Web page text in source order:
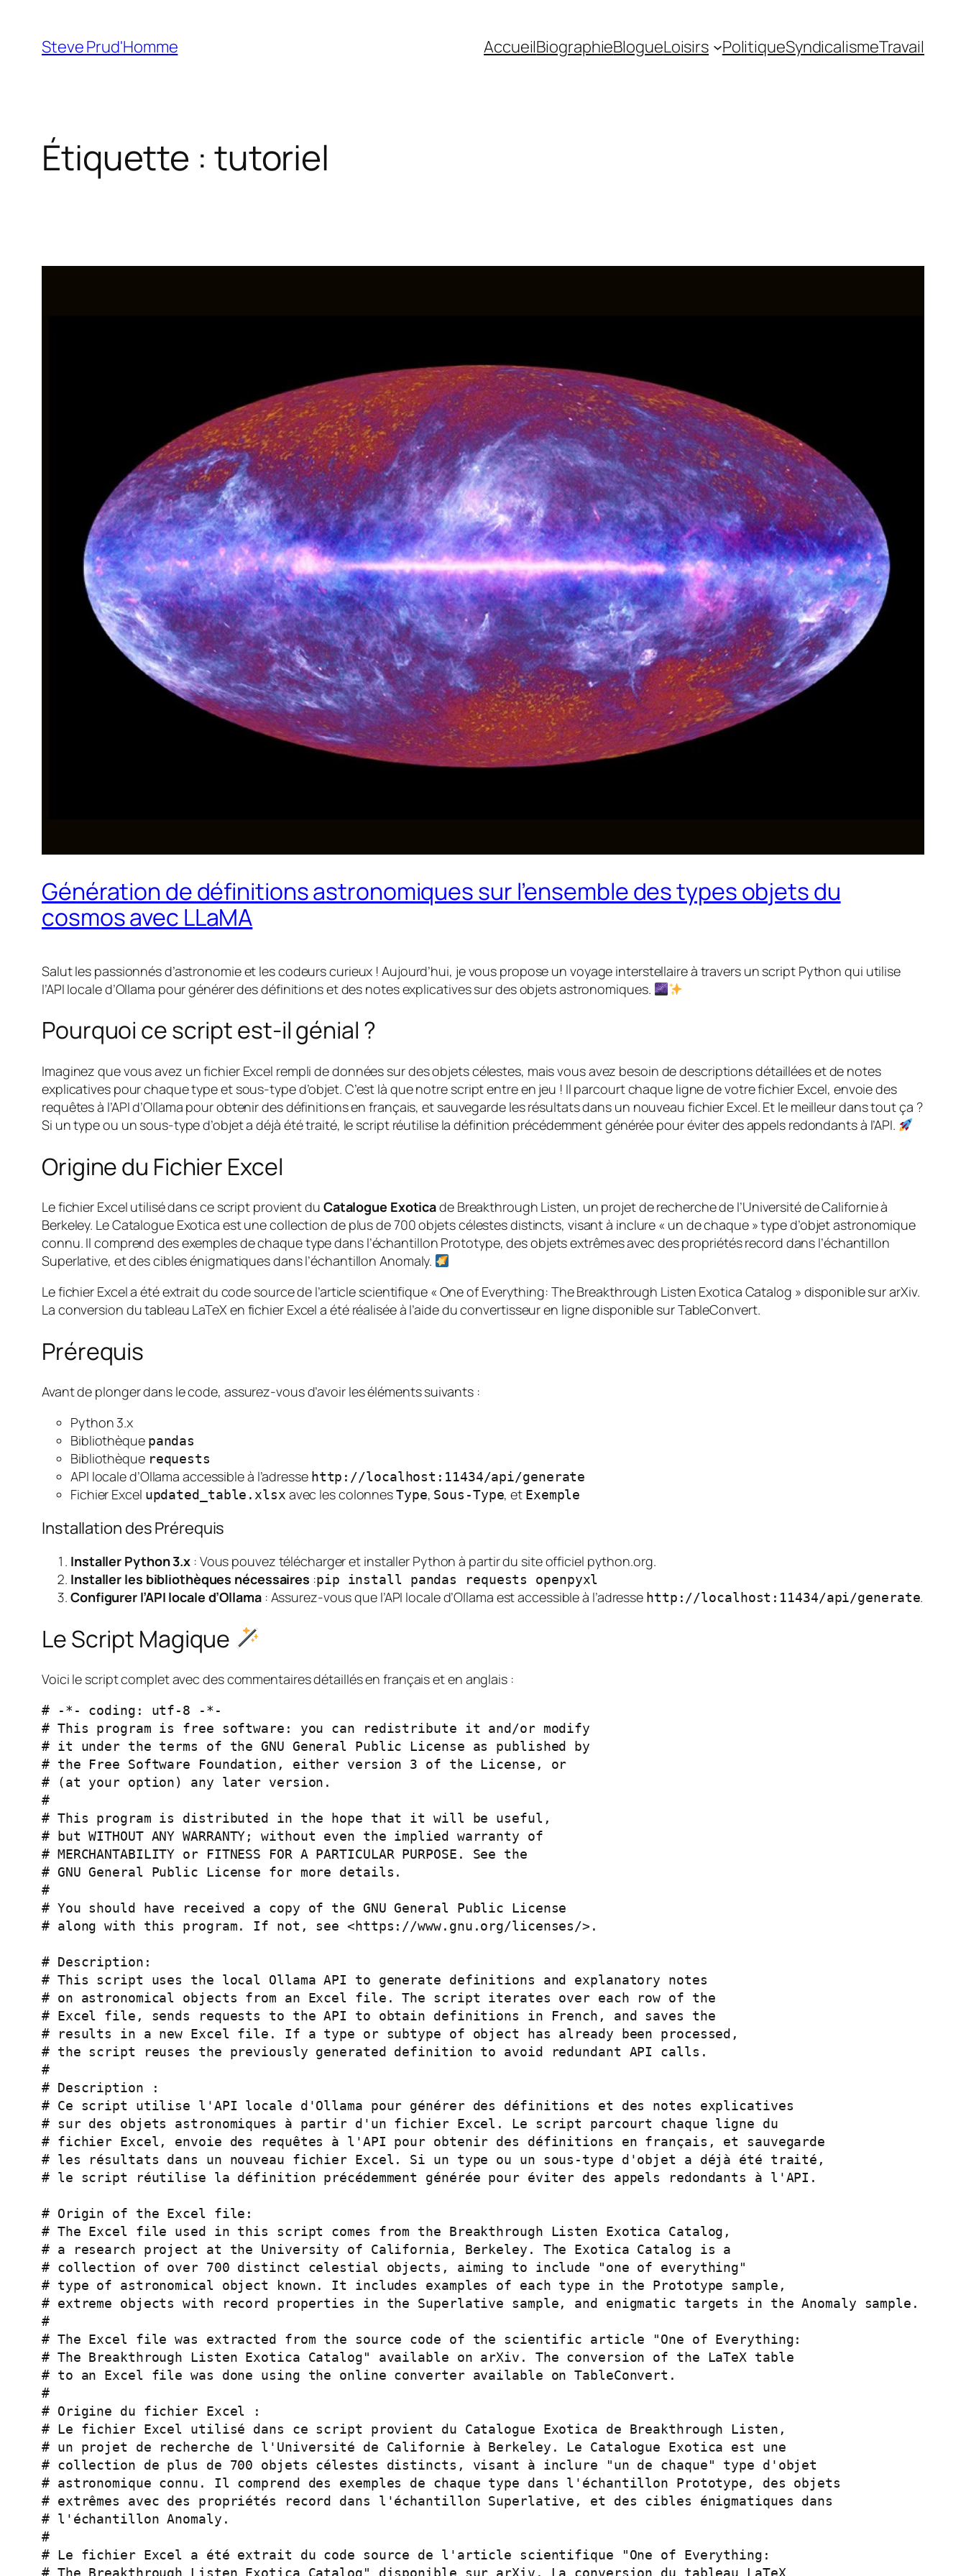
contenu
Steve Prud'Homme AccueilBiographieBlogueLoisirs PolitiqueSyndicalismeTravail
Étiquette : tutoriel
Génération de définitions astronomiques sur l’ensemble des types objets du
cosmos avec LLaMA
Salut les passionnés d’astronomie et les codeurs curieux ! Aujourd’hui, je vous propose un voyage interstellaire à travers un script Python qui utilise
l’API locale d’Ollama pour générer des définitions et des notes explicatives sur des objets astronomiques.
Pourquoi ce script est-il génial ?
Imaginez que vous avez un fichier Excel rempli de données sur des objets célestes, mais vous avez besoin de descriptions détaillées et de notes
explicatives pour chaque type et sous-type d’objet. C’est là que notre script entre en jeu ! Il parcourt chaque ligne de votre fichier Excel, envoie des
requêtes à l’API d’Ollama pour obtenir des définitions en français, et sauvegarde les résultats dans un nouveau fichier Excel. Et le meilleur dans tout ça ?
Si un type ou un sous-type d’objet a déjà été traité, le script réutilise la définition précédemment générée pour éviter des appels redondants à l’API.
Origine du Fichier Excel
Le fichier Excel utilisé dans ce script provient du Catalogue Exoticade Breakthrough Listen, un projet de recherche de l’Université de Californie à
Berkeley. Le Catalogue Exotica est une collection de plus de 700 objets célestes distincts, visant à inclure « un de chaque » type d’objet astronomique
connu. Il comprend des exemples de chaque type dans l’échantillon Prototype, des objets extrêmes avec des propriétés record dans l’échantillon
Superlative, et des cibles énigmatiques dans l’échantillon Anomaly.
Le fichier Excel a été extrait du code source de l’article scientifique « One of Everything: The Breakthrough Listen Exotica Catalog » disponible sur arXiv.
La conversion du tableau LaTeX en fichier Excel a été réalisée à l’aide du convertisseur en ligne disponible sur TableConvert.
Prérequis
Avant de plonger dans le code, assurez-vous d’avoir les éléments suivants :
Python 3.x
Bibliothèque pandas
Bibliothèque requests
API locale d’Ollama accessible à l’adresse http://localhost:11434/api/generate
Fichier Excel updated_table.xlsx avec les colonnesType, Sous-Type, et Exemple
Installation des Prérequis
Installer Python 3.x : Vous pouvez télécharger et installer Python à partir du site officiel python.org.
Installer les bibliothèques nécessaires :pip install pandas requests openpyxl
Configurer l’API locale d’Ollama: Assurez-vous que l’API locale d’Ollama est accessible à l’adresse http://localhost:11434/api/generate.
Le Script Magique
Voici le script complet avec des commentaires détaillés en français et en anglais :
# -*- coding: utf-8 -*-
# This program is free software: you can redistribute it and/or modify
# it under the terms of the GNU General Public License as published by
# the Free Software Foundation, either version 3 of the License, or
# (at your option) any later version.
#
# This program is distributed in the hope that it will be useful,
# but WITHOUT ANY WARRANTY; without even the implied warranty of
# MERCHANTABILITY or FITNESS FOR A PARTICULAR PURPOSE. See the
# GNU General Public License for more details.
#
# You should have received a copy of the GNU General Public License
# along with this program. If not, see <https://www.gnu.org/licenses/>.
# Description:
# This script uses the local Ollama API to generate definitions and explanatory notes
# on astronomical objects from an Excel file. The script iterates over each row of the
# Excel file, sends requests to the API to obtain definitions in French, and saves the
# results in a new Excel file. If a type or subtype of object has already been processed,
# the script reuses the previously generated definition to avoid redundant API calls.
#
# Description :
# Ce script utilise l'API locale d'Ollama pour générer des définitions et des notes explicatives
# sur des objets astronomiques à partir d'un fichier Excel. Le script parcourt chaque ligne du
# fichier Excel, envoie des requêtes à l'API pour obtenir des définitions en français, et sauvegarde
# les résultats dans un nouveau fichier Excel. Si un type ou un sous-type d'objet a déjà été traité,
# le script réutilise la définition précédemment générée pour éviter des appels redondants à l'API.
# Origin of the Excel file:
# The Excel file used in this script comes from the Breakthrough Listen Exotica Catalog,
# a research project at the University of California, Berkeley. The Exotica Catalog is a
# collection of over 700 distinct celestial objects, aiming to include "one of everything"
# type of astronomical object known. It includes examples of each type in the Prototype sample,
# extreme objects with record properties in the Superlative sample, and enigmatic targets in the Anomaly sample.
#
# The Excel file was extracted from the source code of the scientific article "One of Everything:
# The Breakthrough Listen Exotica Catalog" available on arXiv. The conversion of the LaTeX table
# to an Excel file was done using the online converter available on TableConvert.
#
# Origine du fichier Excel :
# Le fichier Excel utilisé dans ce script provient du Catalogue Exotica de Breakthrough Listen,
# un projet de recherche de l'Université de Californie à Berkeley. Le Catalogue Exotica est une
# collection de plus de 700 objets célestes distincts, visant à inclure "un de chaque" type d'objet
# astronomique connu. Il comprend des exemples de chaque type dans l'échantillon Prototype, des objets
# extrêmes avec des propriétés record dans l'échantillon Superlative, et des cibles énigmatiques dans
# l'échantillon Anomaly.
#
# Le fichier Excel a été extrait du code source de l'article scientifique "One of Everything:
# The Breakthrough Listen Exotica Catalog" disponible sur arXiv. La conversion du tableau LaTeX